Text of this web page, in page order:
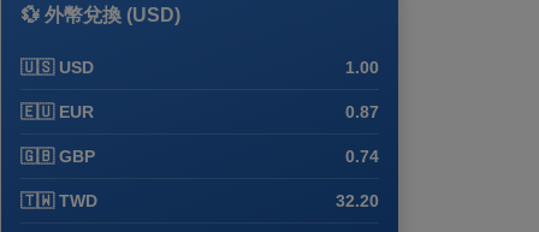
💱 外幣兌換 (USD)
🇺🇸 USD 1.00
🇪🇺 EUR 0.87
🇬🇧 GBP 0.74
🇹🇼 TWD 32.20